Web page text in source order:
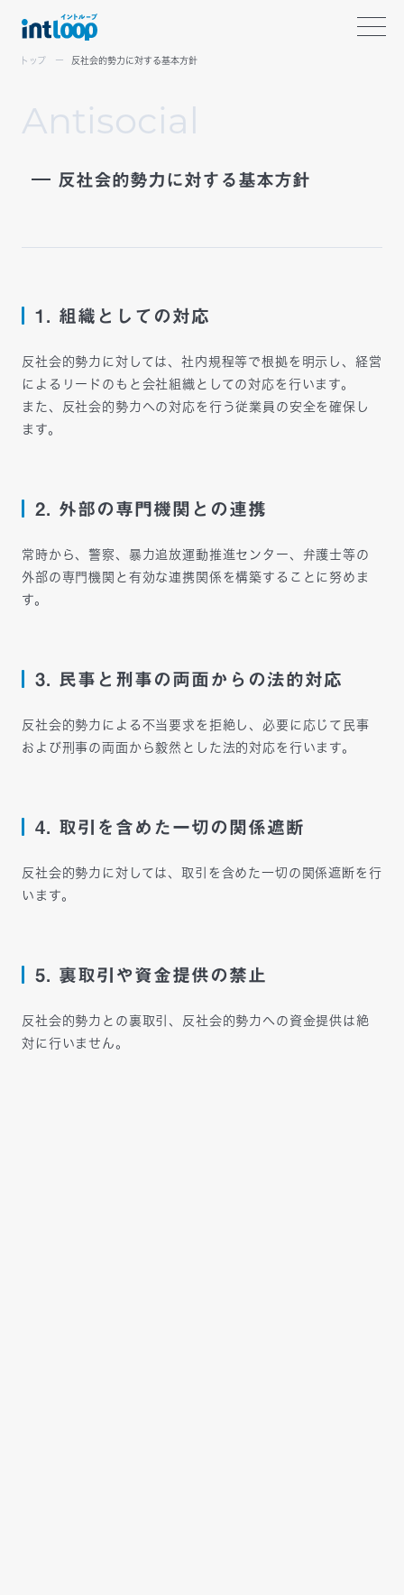
トップ 反社会的勢力に対する基本方針
Antisoci a l
反社会的勢力に対する基本方針
1. 組織としての対応
反社会的勢力に対しては、社内規程等で根拠を明示し、経営
によるリードのもと会社組織としての対応を行います。
また、反社会的勢力への対応を行う従業員の安全を確保し
ます。
2. 外部の専門機関との連携
常時から、警察、暴力追放運動推進センター、弁護士等の
外部の専門機関と有効な連携関係を構築することに努めま
す。
3. 民事と刑事の両面からの法的対応
反社会的勢力による不当要求を拒絶し、必要に応じて民事
および刑事の両面から毅然とした法的対応を行います。
4. 取引を含めた一切の関係遮断
反社会的勢力に対しては、取引を含めた一切の関係遮断を行
います。
5. 裏取引や資金提供の禁止
反社会的勢力との裏取引、反社会的勢力への資金提供は絶
対に行いません。